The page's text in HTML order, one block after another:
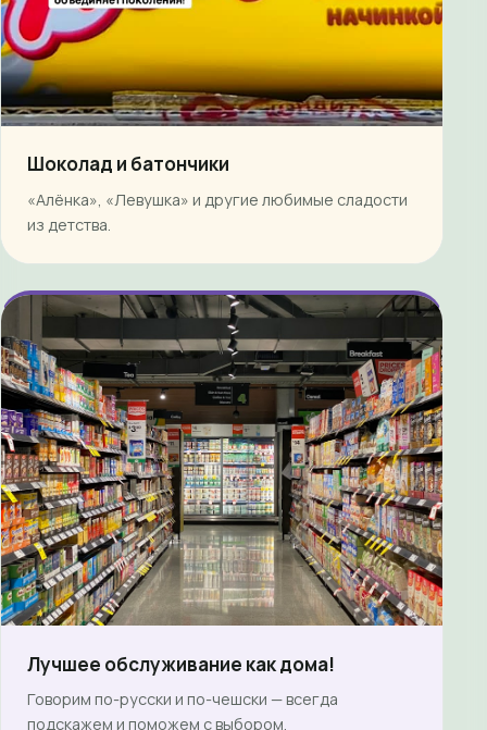
Шоколад и батончики
«Алёнка», «Левушка» и другие любимые сладости
из детства.
Лучшее обслуживание как дома!
Говорим по-русски и по-чешски — всегда
подскажем и поможем с выбором.